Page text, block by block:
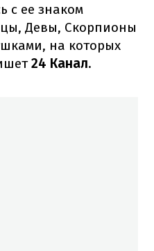
с ее знаком
Девы, Скорпионы
на которых
24 Канал.